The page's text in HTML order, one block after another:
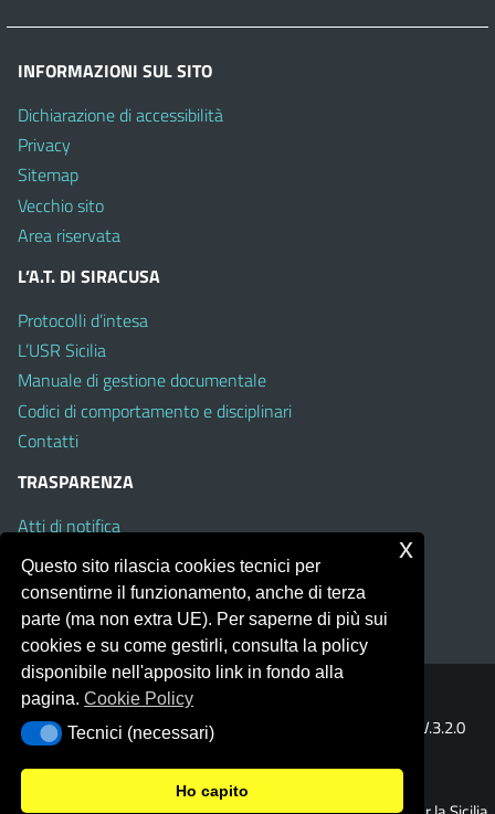
INFORMAZIONI SUL SITO
Dichiarazione di accessibilità
Privacy
Sitemap
Vecchio sito
Area riservata
L’A.T. DI SIRACUSA
Protocolli d’intesa
L’USR Sicilia
Manuale di gestione documentale
Codici di comportamento e disciplinari
Contatti
TRASPARENZA
Atti di notifica
Albo on line
Amministrazione Trasparente
Obiettivi di Accessibilità
Portale realizzato con la piattaforma
Template Italia configurato sul tema accessibile
V.3.2.0
(Mizar)
Questo sito rilascia cookies tecnici per
consentirne il funzionamento, anche di terza
parte (ma non extra UE). Per saperne di più sui
cookies e su come gestirli, consulta la policy
disponibile nell'apposito link in fondo alla
pagina.Cookie Policy
Tecnici (necessari)
Tecnici (necessari)
Ho capito
x